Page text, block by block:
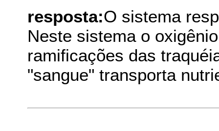
resposta:O sistema
Neste sistema o
ramificações das
"sangue" transporta